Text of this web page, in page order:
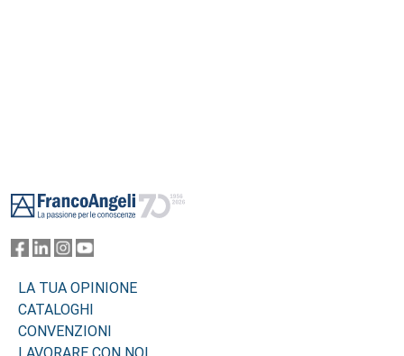
LA TUA OPINIONE
CATALOGHI
CONVENZIONI